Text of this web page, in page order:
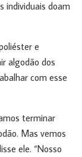
individuais doam
e
algodão dos
com esse
terminar
Mas vemos
ele. “Nosso